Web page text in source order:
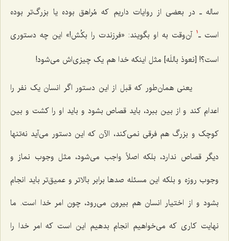
ساله ـ در بعضی از روایات داریم که مُراهق بوده یا بزرگ‌تر بوده
است ـ1
آن‌وقت به او بگویند: «فرزندت را بکُش!» این چه دستوری
است؟! [نعوذ باللَه] مثل اینکه خدا هم یک چیزی‌اش می‌شود!
یعنی همان‌طور که قبل از این دستور اگر انسان یک نفر را
اعدام کند و از بین ببرد، باید قصاص بشود و باید او را کشت و بین
کوچک و بزرگ هم فرقی نمی‌کند، الآن که این دستور می‌آید نه‌تنها
دیگر قصاص ندارد، بلکه اصلاً واجب می‌شود، مثل وجوب نماز و
وجوب روزه و بلکه این مسئله صدها برابر بالاتر و عمیق‌تر باید انجام
بشود و از اختیار انسان هم بیرون می‌رود، چون امر خدا است. ما
نهایت کاری که می‌خواهیم انجام بدهیم این است که امر خدا را